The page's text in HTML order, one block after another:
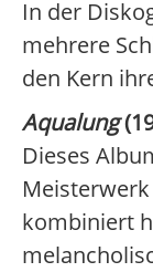
In der
mehrere
den Kern
Aqualung
Dieses
kombiniert